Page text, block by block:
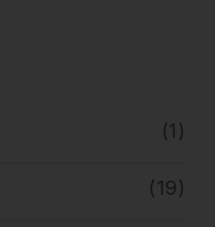
(1)
(19)